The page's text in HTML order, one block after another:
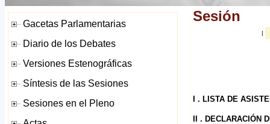
Sesión
|
I . LISTA DE
II . DECLARACIÓN